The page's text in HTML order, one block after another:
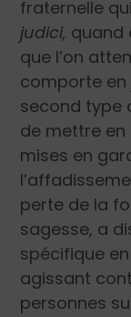
fraternelle
judici, quand
que l’on
comporte en
second type
de mettre en
mises en
perte de la
sagesse, a
spécifique
agissant
personnes